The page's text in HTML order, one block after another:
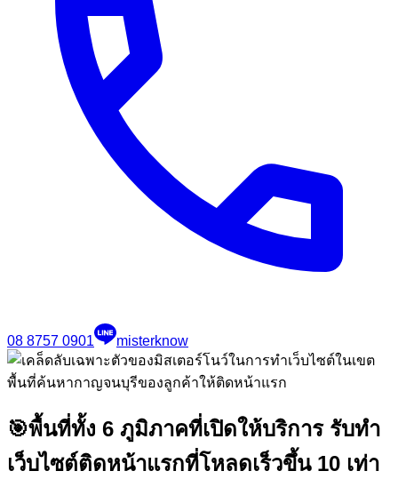
08 8757 0901 misterknow
🎯พื้นที่ทั้ง 6 ภูมิภาคที่เปิดให้บริการ รับทำ
เว็บไซต์ติดหน้าแรกที่โหลดเร็วขึ้น 10 เท่า